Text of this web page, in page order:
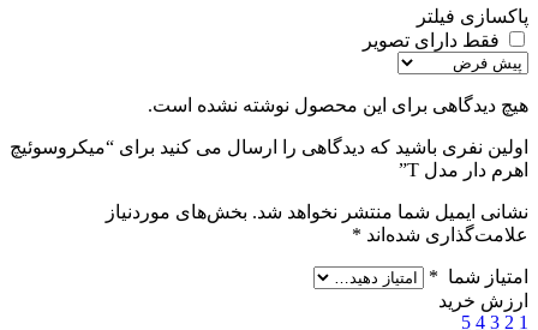
پاکسازی فیلتر
فقط دارای تصویر
هیچ دیدگاهی برای این محصول نوشته نشده است.
اولین نفری باشید که دیدگاهی را ارسال می کنید برای “میکروسوئیچ
اهرم دار مدل T”
نشانی ایمیل شما منتشر نخواهد شد. بخش‌های موردنیاز
علامت‌گذاری شده‌اند *
امتیاز شما *
ارزش خرید
1
2
3
4
5